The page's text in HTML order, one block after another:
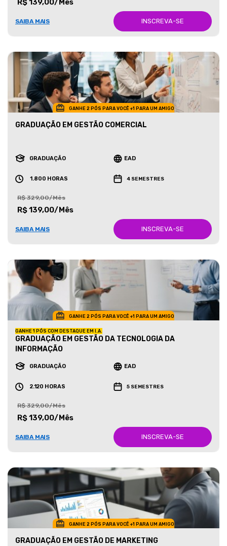
R$ 139,00/Mês
SAIBA MAIS INSCREVA-SE
GANHE 2 PÓS PARA VOCÊ +1 PARA UM AMIGO
GRADUAÇÃO EM GESTÃO COMERCIAL
GRADUAÇÃO EAD
1.800 HORAS 4 SEMESTRES
R$ 329,00/Mês
R$ 139,00/Mês
SAIBA MAIS INSCREVA-SE
GANHE 2 PÓS PARA VOCÊ +1 PARA UM AMIGO
GANHE 1 PÓS COM DESTAQUE EM I.A.
GRADUAÇÃO EM GESTÃO DA TECNOLOGIA DA
INFORMAÇÃO
GRADUAÇÃO EAD
2.120 HORAS 5 SEMESTRES
R$ 329,00/Mês
R$ 139,00/Mês
SAIBA MAIS INSCREVA-SE
GANHE 2 PÓS PARA VOCÊ +1 PARA UM AMIGO
GRADUAÇÃO EM GESTÃO DE MARKETING